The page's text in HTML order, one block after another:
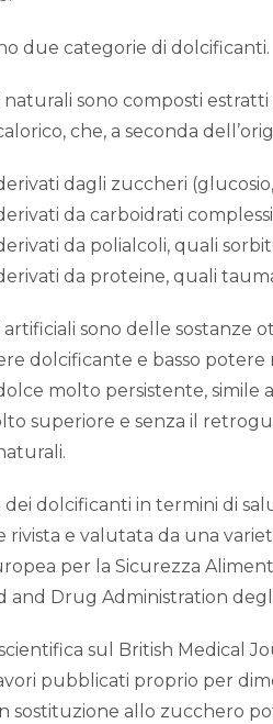
due categorie di dolcificanti.
sono composti
che, a seconda
dagli zuccheri
da carboidrati
da polialcoli, quali
da proteine, quali
sono delle sostanze
dolcificante e basso potere
molto persistente, simile
superiore e senza il
dei dolcificanti in termini di
rivista e valutata da una
per la Sicurezza
and Drug Administration
sul British Medical
pubblicati proprio per
sostituzione allo zucchero